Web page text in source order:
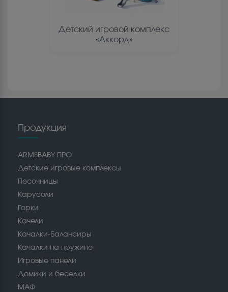
Детский игровой комплекс
«Аккорд»
Продукция
ARMSBABY ПРО
Детские игровые комплексы
Песочницы
Карусели
Горки
Качели
Качалки-Балансиры
Качалки на пружине
Игровые панели
Домики и беседки
МАФ